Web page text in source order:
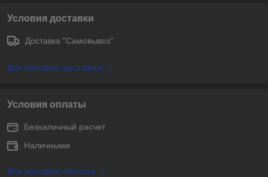
Условия доставки
Доставка "Самовывоз"
Все условия доставки
Условия оплаты
Безналичный расчет
Наличными
Все условия оплаты